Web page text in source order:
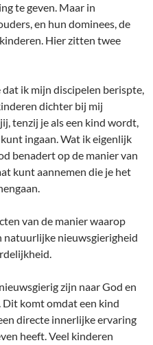
te geven. Maar in
en hun dominees, de
Hier zitten twee
ik mijn discipelen berispte,
dichter bij mij
tenzij je als een kind wordt,
ingaan. Wat ik eigenlijk
benadert op de manier van
kunt aannemen die je het
van de manier waarop
natuurlijke nieuwsgierigheid
zijn naar God en
komt omdat een kind
directe innerlijke ervaring
heeft. Veel kinderen